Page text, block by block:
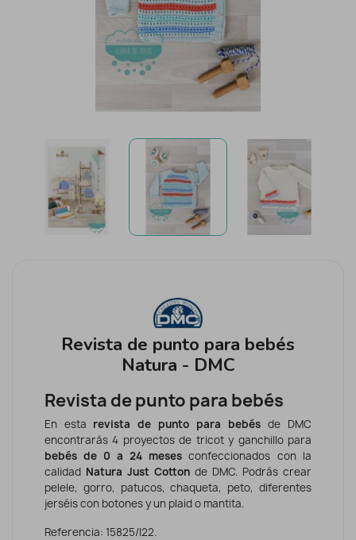
Revista de punto para bebés
Natura - DMC
Revista de punto para bebés
En esta revista de punto para bebés de DMC
encontrarás 4 proyectos de tricot y ganchillo para
bebés de 0 a 24 meses confeccionados con la
calidad Natura Just Cotton de DMC. Podrás crear
pelele, gorro, patucos, chaqueta, peto, diferentes
jerséis con botones y un plaid o mantita.
Referencia: 15825/I22.